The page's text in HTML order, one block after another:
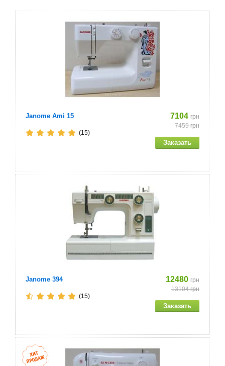
потайная, резинки, кружева, соединительная
Максимальная длина стежка: 4 мм
Максимальная ширина стежка: 5 мм
Вьетнам
количество)
Мощность двигателя 85 Вт
Janome Ami 15 7104 грн
7459грн
(15)
Janome 394 12480 грн
13104грн
(15)